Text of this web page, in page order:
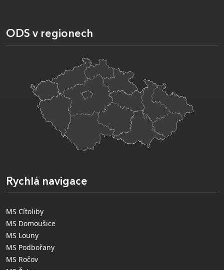
ODS v regionech
Rychlá navigace
MS Cítoliby
MS Domoušice
MS Louny
MS Podbořany
MS Ročov